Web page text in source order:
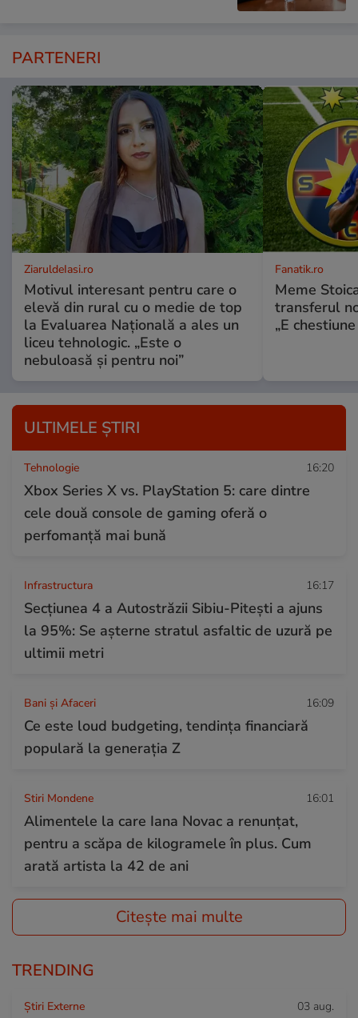
PARTENERI
ZiaruldeIasi.ro
Motivul interesant pentru care o
elevă din rural cu o medie de top
la Evaluarea Națională a ales un
liceu tehnologic. „Este o
nebuloasă și pentru noi”
Fanatik.ro
Meme
transferul
„E
ULTIMELE ȘTIRI
Tehnologie 16:20
Xbox Series X vs. PlayStation 5: care dintre
cele două console de gaming oferă o
perfomanță mai bună
Infrastructura 16:17
Secțiunea 4 a Autostrăzii Sibiu-Pitești a ajuns
la 95%: Se așterne stratul asfaltic de uzură pe
ultimii metri
Bani și Afaceri 16:09
Ce este loud budgeting, tendința financiară
populară la generația Z
Stiri Mondene 16:01
Alimentele la care Iana Novac a renunțat,
pentru a scăpa de kilogramele în plus. Cum
arată artista la 42 de ani
Citește mai multe
TRENDING
Știri Externe 03 aug.